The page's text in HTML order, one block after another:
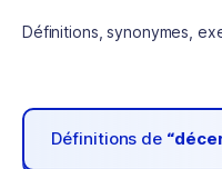
Définitions, synonymes,
Définitions de